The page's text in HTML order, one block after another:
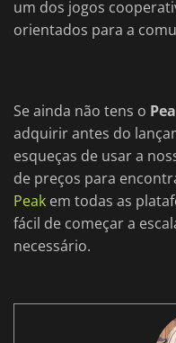
um dos jogos
orientados para a
Se ainda não tens o
adquirir antes do
esqueças de usar a
de preços para
Peak em todas as
fácil de começar a
necessário.